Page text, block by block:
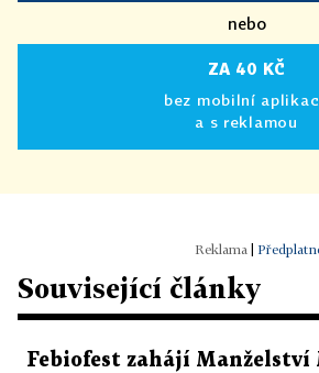
nebo
ZA 40 KČ
bez mobilní
a s reklamou
Související články
Febiofest zahájí Manželství